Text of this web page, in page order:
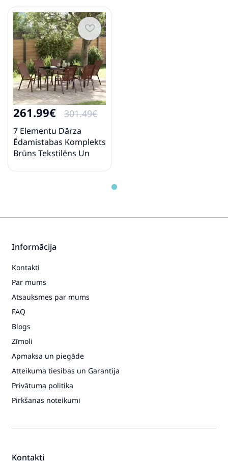
261.99€ 301.49€
7 Elementu Dārza
Ēdamistabas Komplekts
Brūns Tekstilēns Un
Kontakti
Informācija
Kontakti
Par mums
Atsauksmes par mums
FAQ
Blogs
Zīmoli
Apmaksa un piegāde
Atteikuma tiesibas un Garantija
Privātuma politika
Pirkšanas noteikumi